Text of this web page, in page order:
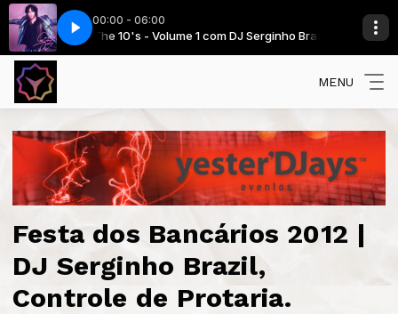
00:00 - 06:00
BrazilThe 10's - Volume 1 com DJ Serginho Brazil
Darin - Can't Stay Away
MENU
Festa dos Bancários 2012 |
DJ Serginho Brazil,
Controle de Protaria.